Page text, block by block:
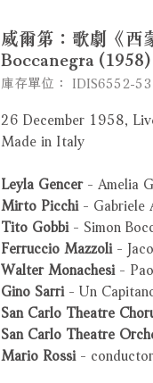
威爾第：歌劇《西
Boccanegra
庫存單位： IDIS6552-53
26 December 1958,
Made in Italy
Leyla Gencer- Amelia
Mirto Picchi - Gabriele
Tito Gobbi - Simon
Ferruccio Mazzoli -
Walter Monachesi -
Gino Sarri - Un
San Carlo Theatre
San Carlo Theatre
Mario Rossi - conductor